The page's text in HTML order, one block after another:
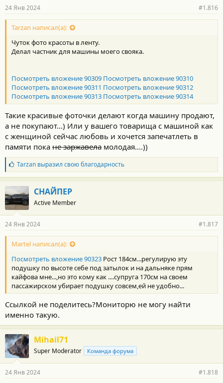
н
о
с
и
:
24 Янв 2024 #1.816
Tarzan написал(а):
Чуток фото красоты в ленту.
Делал частник для машины моего свояка.
Посмотреть вложение 90309 Посмотреть вложение 90310
Посмотреть вложение 90311 Посмотреть вложение 90312
Посмотреть вложение 90313 Посмотреть вложение 90314
Такие красивые фоточки делают когда машину продают,
а не покупают...) Или у вашего товарища с машиной как
с женщиной сейчас любовь и хочется запечатлеть в
памяти пока не заржавела молодая....))
Б
л
а
г
о
д
а
н
о
с
и
:
Tarzanвыразил свою благодарность
СНАЙПЕР
Active Member
24 Янв 2024 #1.817
Martel написал(а):
Посмотреть вложение 90323 Рост 184см...регулирую эту
подушку по высоте себе под затылок и на дальняке прям
кайфова мне...,но это кому как ....супруга 170см на своем
пассажирском убирает подушку совсем,ей не удобно...
Ссылкой не поделитесь?Мониторю не могу найти
именно такую.
Mihail71
Super Moderator Команда форума
24 Янв 2024 #1.818